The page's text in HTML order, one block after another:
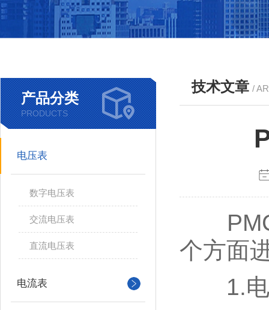
产品分类
PRODUCTS
电压表
数字电压表
交流电压表
直流电压表
电流表
技术文章 /
个方面
1.电